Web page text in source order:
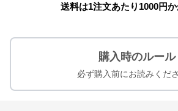
送料は1注文あたり 1000円
購入時のルール
必ず購入前にお読みくださ